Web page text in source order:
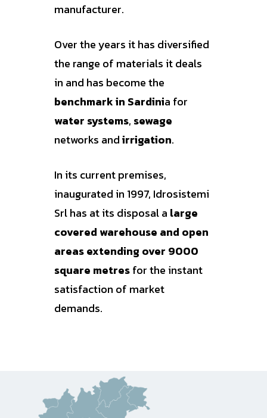
manufacturer.
Over the years it has diversified
the range of materials it deals
in and has become the
benchmark in Sardinia for
water systems, sewage
networks andirrigation.
In its current premises,
inaugurated in 1997, Idrosistemi
Srl has at its disposal a large
covered warehouse and open
areas extending over 9000
square metresfor the instant
satisfaction of market
demands.